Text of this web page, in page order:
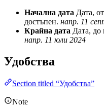
Начална дата Дата,
достъпен. напр. 11
Крайна дата Дата, до
напр. 11 юли 2024
Удобства
Section titled “Удобства”
Note